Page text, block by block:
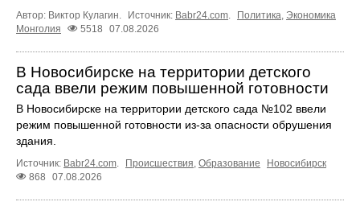
Автор: Виктор Кулагин. Источник: Babr24.com Политика Экономика
Монголия
5518 07.08.2026
В Новосибирске на территории детского
сада ввели режим повышенной готовности
В Новосибирске на территории детского сада №102 ввели
режим повышенной готовности из-за опасности обрушения
здания.
Источник: Babr24.com. Происшествия, Образование
Новосибирск
868
07.08.2026